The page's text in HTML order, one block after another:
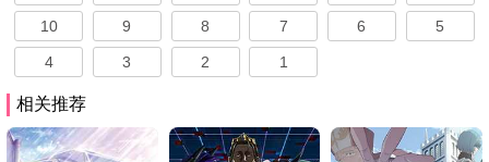
10 9 8 7 6 5
4 3 2 1
相关推荐